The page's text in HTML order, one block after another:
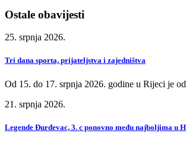
Ostale obavijesti
25. srpnja 2026.
Tri dana sporta, prijateljstva i zajedništva
Od 15. do 17. srpnja 2026. godine u Rijeci je
21. srpnja 2026.
Legende Đurđevac, 3. c ponovno među najboljima u